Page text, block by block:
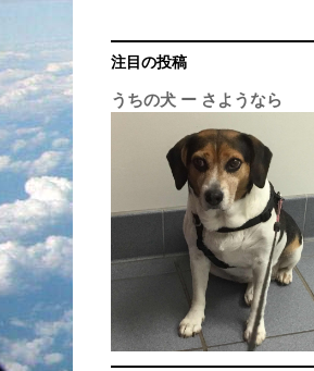
注目の投稿
うちの犬 ー さようなら